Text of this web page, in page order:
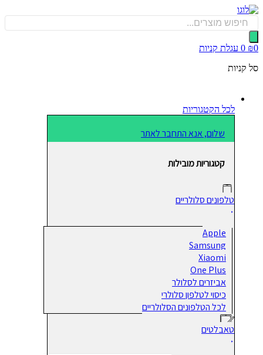
0 עגלת קניות
לכל הקטגוריות
שלום, אנא התחבר לאתר
קטגוריות מובילות
טלפונים סלולריים
Apple
Samsung
Xiaomi
One Plus
אביזרים לסלולר
כיסוי לטלפון סלולרי
לכל הטלפונים הסלולריים
טאבלטים